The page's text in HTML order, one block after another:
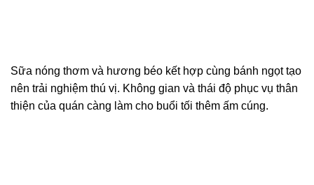
Sữa nóng thơm và hương béo kết hợp cùng bánh ngọt tạo
nên trải nghiệm thú vị. Không gian và thái độ phục vụ thân
thiện của quán càng làm cho buổi tối thêm ấm cúng.